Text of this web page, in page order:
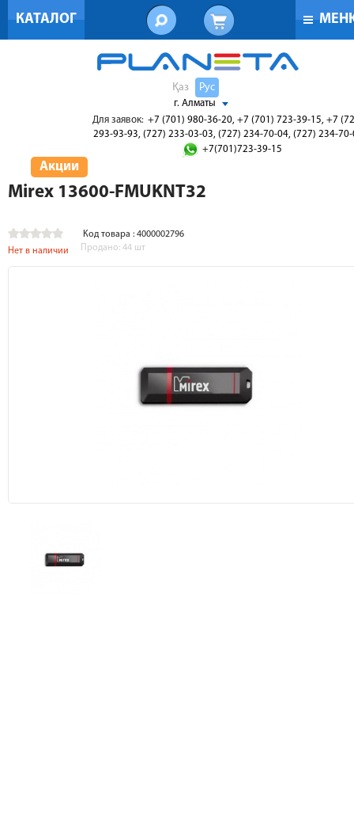
КАТАЛОГ
Қаз Рус
г. Алматы
Для заявок: +7 (701) 980-36-20, +7 (701) 723-39-15, +7
293-93-93, (727) 233-03-03, (727) 234-70-04, (727) 234-
+7(701)723-39-15
Акции
Mirex 13600-FMUKNT32
Код товара : 4000002796
Нет в наличии
Продано: 44 шт